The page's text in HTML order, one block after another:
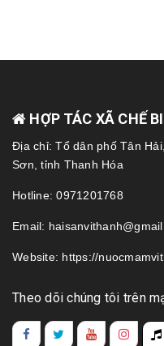
HỢP TÁC XÃ CHẾ
Địa chỉ: Tổ dân phố Tân
Sơn, tỉnh Thanh Hóa
Hotline: 0971201768
Email:
Website: https://
Theo dõi chúng tôi trên